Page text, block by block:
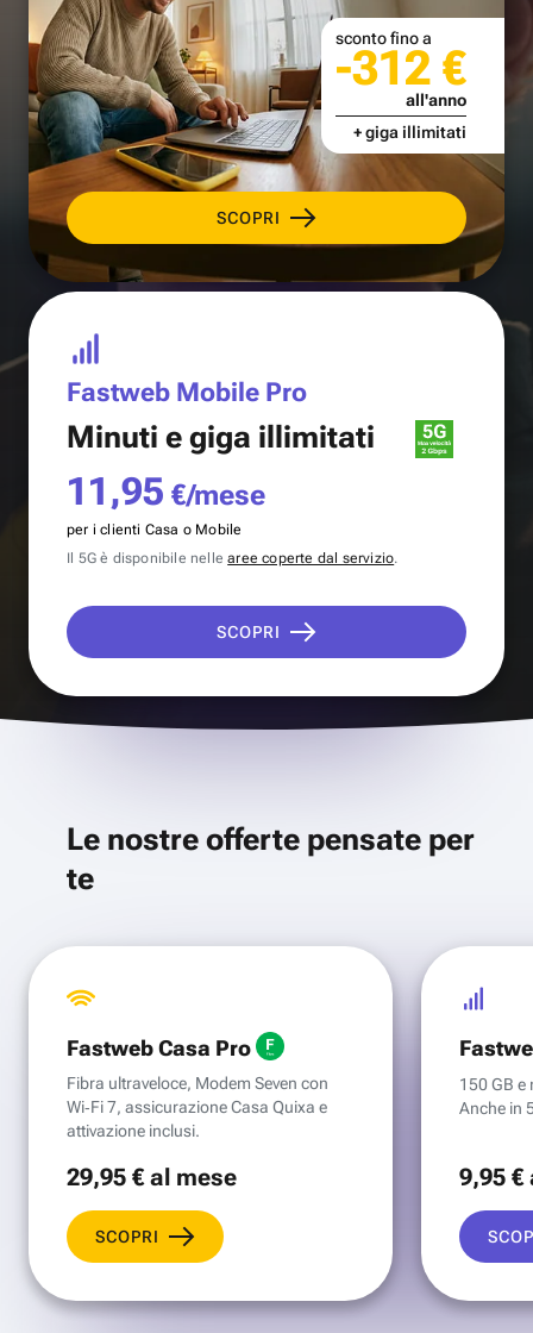
SCOPRI
sconto fino a
-312 €
all'anno
+ giga illimitati
Fastweb Mobile Pro
Minuti e giga illimitati
11,95 €/mese
per i clienti Casa o Mobile
Il 5G è disponibile nellearee coperte dal servizio.
SCOPRI
Le nostre offerte pensate per
te
Fastweb Casa Pro
Fibra ultraveloce, Modem Seven con
Wi‑Fi 7, assicurazione Casa Quixa e
attivazione inclusi.
29,95 €al mese
SCOPRI
150 GB e
Anche in
9,95 €